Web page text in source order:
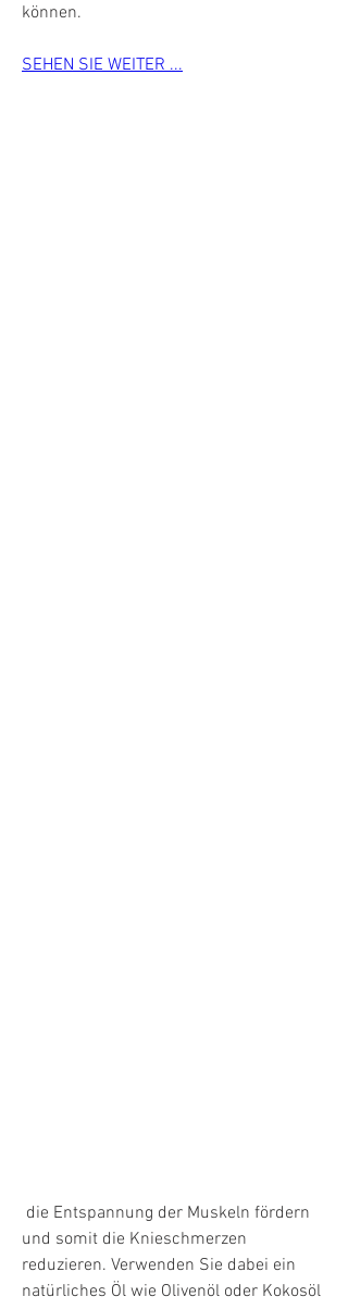
können.
SEHEN SIE WEITER ...
und somit die Knieschmerzen
reduzieren. Verwenden Sie dabei ein
natürliches Öl wie Olivenöl oder Kokosöl